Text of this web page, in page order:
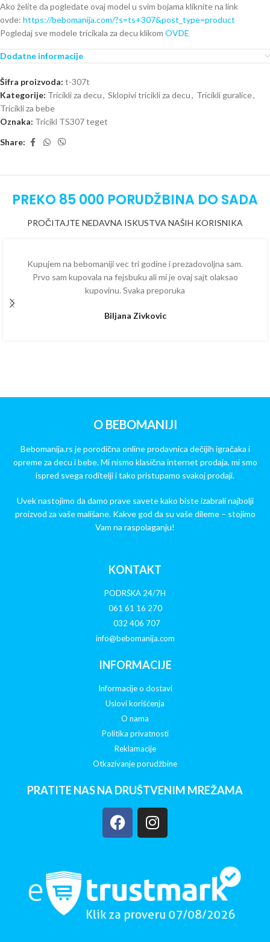
Ako želite da pogledate ovaj model u svim bojama kliknite na link
ovde: https://bebomanija.com/?s=ts+307&post_type=product
Pogledaj sve modele tricikala za decu klikom OVDE
Dodatne informacije
Šifra proizvoda: t-307t
Kategorije: Tricikli za decu, Sklopivi tricikli za decu, Tricikli guralice,
Tricikli za bebe
Oznaka: Tricikl TS307 teget
Share:
PREKO 85 000 PORUDŽBINA DO SADA
PROČITAJTE NEDAVNA ISKUSTVA NAŠIH KORISNIKA
Kupujem na bebomaniji vec tri godine i prezadovoljna sam.
Prvo sam kupovala na fejsbuku ali mi je ovaj sajt olaksao
kupovinu. Svaka preporuka
Biljana Zivkovic
O BEBOMANIJI
Bebomanija.rs je porodična online prodavnica dečijih igračaka i
opreme za decu i bebe. Mi nismo klasična internet prodaja, mi smo
ispred svega roditelji i tako pristupamo svakoj prodaji.
Uvek nastojimo da damo prave savete kako biste izabrali najbolji
proizvod za vaše mališane. Kakve god da su vaše dileme – stojimo
Vam na raspolaganju!
KONTAKT
PODRŠKA 24/7H
061 61 16 270
032 406 707
info@bebomanija.com
INFORMACIJE
Informacije o dostavi
Uslovi korišćenja
O nama
Politika privatnosti
Reklamacije
Otkazivanje porudžbine
PRATITE NAS NA DRUŠTVENIM MREŽAMA